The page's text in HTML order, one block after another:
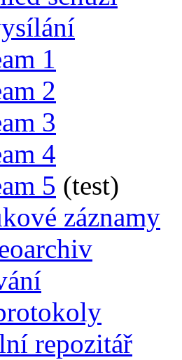
1
2
3
4
5 (test)
záznamy
repozitář